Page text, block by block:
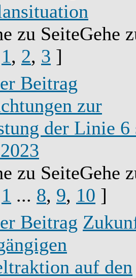
Gehe
1, 2, 3 ]
zur
der Linie 6
Gehe
1 ... 8, 9, 10 ]
auf den